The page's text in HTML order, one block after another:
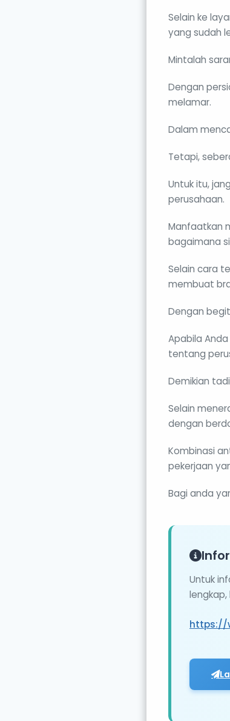
Selain ke
yang sudah
Mintalah
Dengan
melamar.
Dalam
Tetapi,
Untuk itu,
perusahaan.
Manfaatkan
bagaimana
Selain cara
membuat
Dengan
Apabila
tentang
Demikian
Selain
dengan
Kombinasi
pekerjaan
Bagi anda
Untuk
lengkap,
https://